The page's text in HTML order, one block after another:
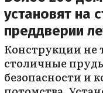
установят на
преддверии
Конструкции не
столичные
безопасности и